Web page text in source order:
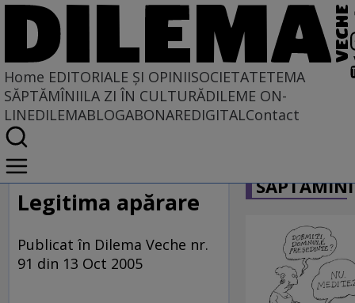
Home EDITORIALE ȘI OPINIISOCIETATETEMA
SĂPTĂMÎNIILA ZI ÎN CULTURĂDILEME ON-
LINEDILEMABLOGABONAREDIGITALContact
Home
EDITORIALE ȘI OPINII
PE CE LUME TRĂIM
Legitima apărare
Publicat în Dilema Veche nr.
91 din 13 Oct 2005